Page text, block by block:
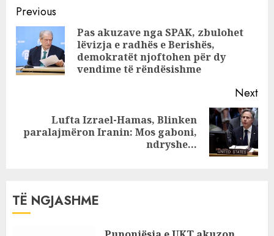
Pojanit? “Ishte
shumë i
pështirë…!”
Continue
Reading
Previous
Pas akuzave nga SPAK, zbulohet
lëvizja e radhës e Berishës,
demokratët njoftohen për dy
vendime të rëndësishme
Next
Next
Lufta Izrael-Hamas, Blinken
paralajmëron Iranin: Mos gaboni,
ndryshe…
TË NGJASHME